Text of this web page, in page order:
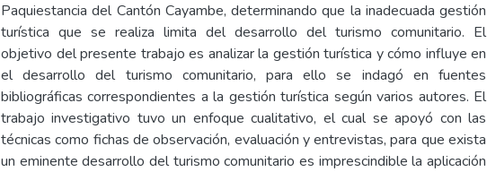
Paquiestancia del Cantón Cayambe, determinando que la inadecuada gestión
turística que se realiza limita del desarrollo del turismo comunitario. El
objetivo del presente trabajo es analizar la gestión turística y cómo influye en
el desarrollo del turismo comunitario, para ello se indagó en fuentes
bibliográficas correspondientes a la gestión turística según varios autores. El
trabajo investigativo tuvo un enfoque cualitativo, el cual se apoyó con las
técnicas como fichas de observación, evaluación y entrevistas, para que exista
un eminente desarrollo del turismo comunitario es imprescindible la aplicación